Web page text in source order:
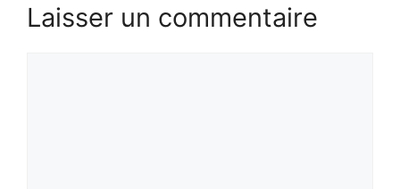
Laisser un commentaire